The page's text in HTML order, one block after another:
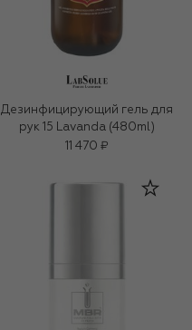
Дезинфицирующий гель для
рук 15 Lavanda (480ml)
11 470 ₽